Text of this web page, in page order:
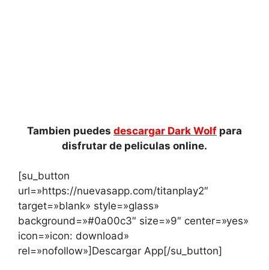
Tambien puedes descargar Dark Wolf para
disfrutar de peliculas online.
[su_button
url=»https://nuevasapp.com/titanplay2″
target=»blank» style=»glass»
background=»#0a00c3″ size=»9″ center=»yes»
icon=»icon: download»
rel=»nofollow»]Descargar App[/su_button]